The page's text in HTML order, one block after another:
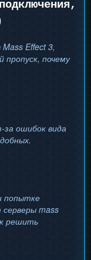
Effect 3,
почему
за ошибок вида
попытке
mass
решить